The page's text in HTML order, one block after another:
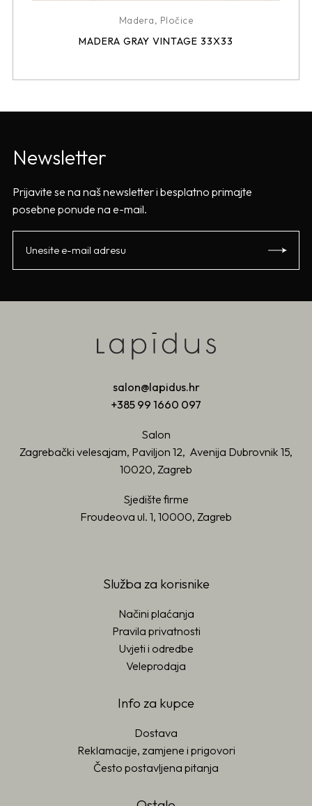
Madera, Pločice
MADERA GRAY VINTAGE 33X33
Newsletter
Prijavite se na naš newsletter i besplatno primajte
posebne ponude na e-mail.
salon@lapidus.hr
+385 99 1660 097
Salon
Zagrebački velesajam, Paviljon 12, Avenija Dubrovnik 15,
10020, Zagreb
Sjedište firme
Froudeova ul. 1, 10000, Zagreb
Služba za korisnike
Načini plaćanja
Pravila privatnosti
Uvjeti i odredbe
Veleprodaja
Info za kupce
Dostava
Reklamacije, zamjene i prigovori
Često postavljena pitanja